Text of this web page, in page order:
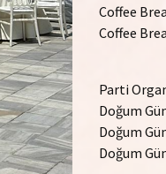
Coffee
Coffee
Parti
Doğum
Doğum
Doğum